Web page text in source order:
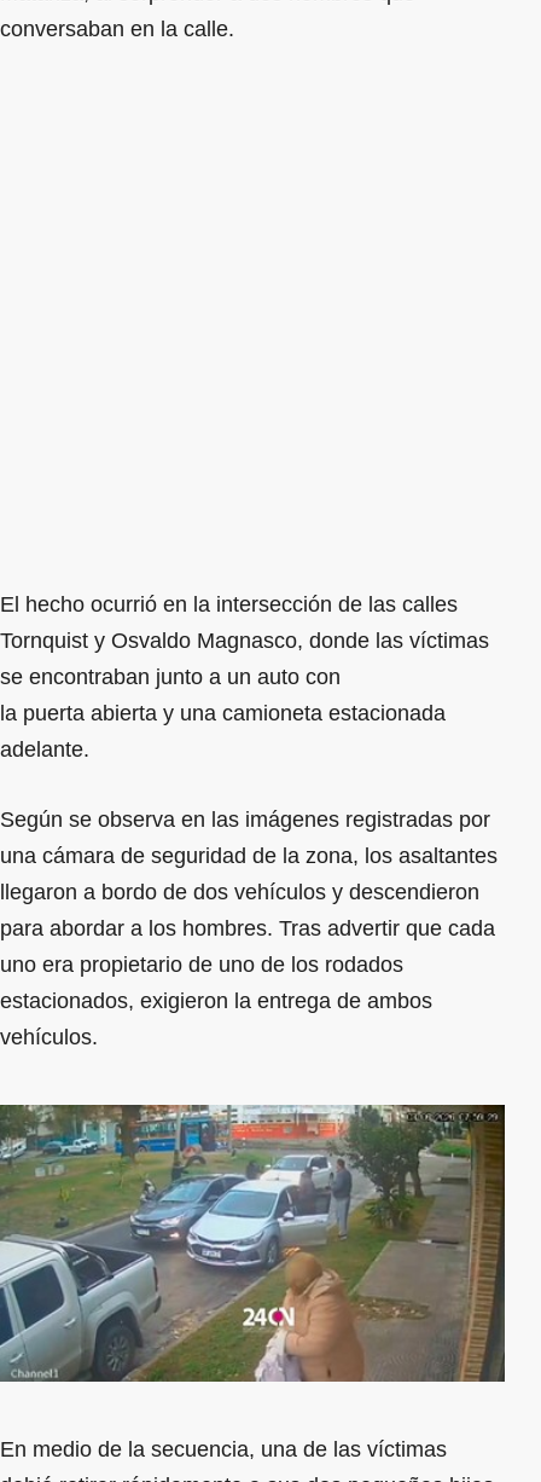
conversaban en la calle.
El hecho ocurrió en la intersección de las calles
Tornquist y Osvaldo Magnasco, donde las víctimas
se encontraban junto a un auto con
la puerta abierta y una camioneta estacionada
adelante.
Según se observa en las imágenes registradas por
una cámara de seguridad de la zona, los asaltantes
llegaron a bordo de dos vehículos y descendieron
para abordar a los hombres. Tras advertir que cada
uno era propietario de uno de los rodados
estacionados, exigieron la entrega de ambos
vehículos.
En medio de la secuencia, una de las víctimas